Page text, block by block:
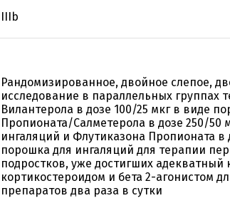
IIIb
Рандомизированное, двойное слепое,
исследование в параллельных группах
Вилантерола в дозе 100/25 мкг в виде
Пропионата/Салметерола в дозе 250/50
ингаляций и Флутиказона Пропионата в
порошка для ингаляций для терапии
подростков, уже достигших
кортикостероидом и бета 2-агонистом
препаратов два раза в сутки